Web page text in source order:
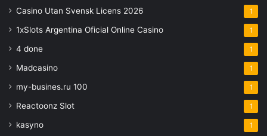
Casino Utan Svensk Licens 2026 1
1xSlots Argentina Oficial Online Casino 1
4 done 1
Madcasino 1
my-busines.ru 100 1
Reactoonz Slot 1
kasyno 1